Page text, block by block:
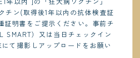
チン(取得後1年以内の抗体検査証
証明書をご提示ください。事前チ
SMART）又は当日チェックイン
て撮影しアップロードをお願い